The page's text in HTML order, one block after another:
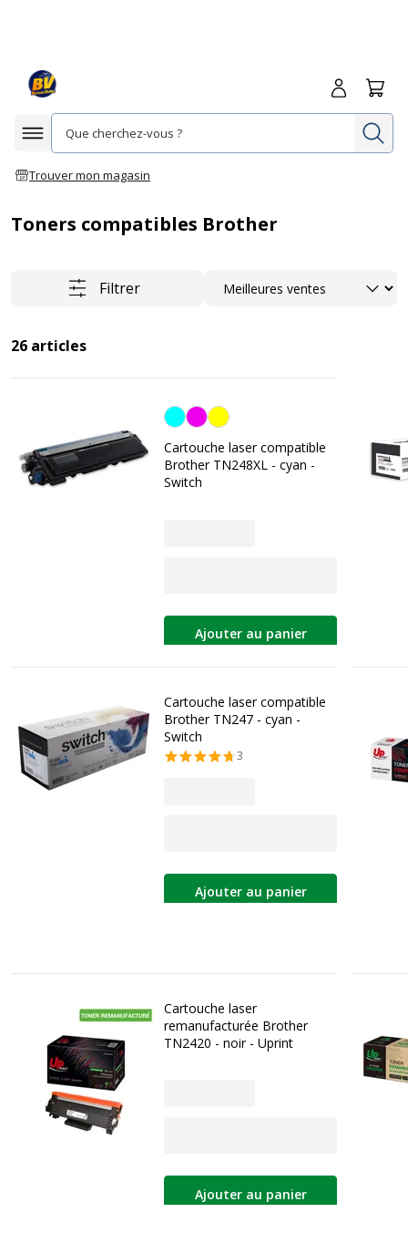
Afficher la navigation
Trouver mon magasin
Me
Toners compatibles Brother
Filtrer Trier
26 articles
Cyan
Cartouche laser compatible
Brother TN248XL - cyan -
Switch
Ajouter au panier
Cartouche laser compatible
Brother TN247 - cyan -
Switch
3
Ajouter au panier
Cartouche laser
remanufacturée Brother
TN2420 - noir - Uprint
Ajouter au panier